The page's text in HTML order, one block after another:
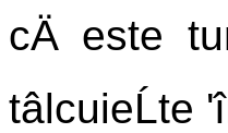
cÄ este
tâlcuieĹte